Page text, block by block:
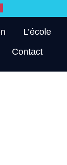
L’école
Contact